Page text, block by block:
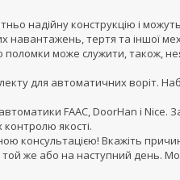
надійну конструкцію і
тертя та іншої
може служити, також,
для автоматичних воріт.
FAAC, DoorHan і Nice.
якості.
консультацією! Вкажіть
же або на наступний день.